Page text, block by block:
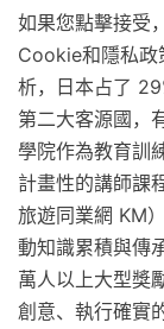
如果您點擊接受
Cookie和隱私政
析，日本占了
第二大客源國，
學院作為教育訓
計畫性的講師課
旅遊同業網 KM
動知識累積與傳
萬人以上大型獎
創意、執行確實